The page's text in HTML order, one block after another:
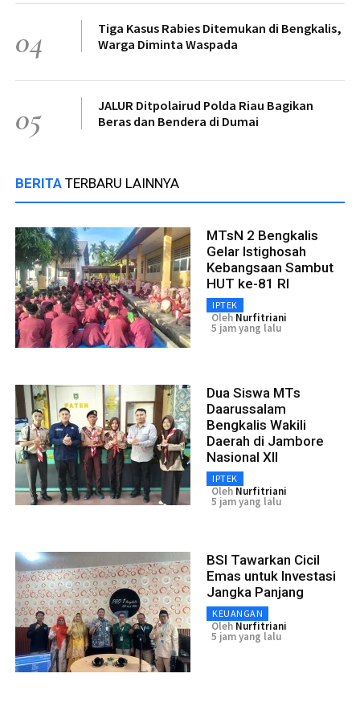
04
Tiga Kasus Rabies Ditemukan di Bengkalis,
Warga Diminta Waspada
05
JALUR Ditpolairud Polda Riau Bagikan
Beras dan Bendera di Dumai
BERITA TERBARU LAINNYA
MTsN 2 Bengkalis
Gelar Istighosah
Kebangsaan Sambut
HUT ke-81 RI
IPTEK
Oleh Nurfitriani
5 jam yang lalu
Dua Siswa MTs
Daarussalam
Bengkalis Wakili
Daerah di Jambore
Nasional XII
IPTEK
Oleh Nurfitriani
5 jam yang lalu
BSI Tawarkan Cicil
Emas untuk Investasi
Jangka Panjang
KEUANGAN
Oleh Nurfitriani
5 jam yang lalu